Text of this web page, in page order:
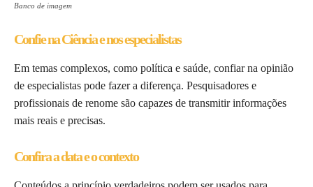
Banco de imagem
Confie na Ciência e nos especialistas
Em temas complexos, como política e saúde, confiar na opinião
de especialistas pode fazer a diferença. Pesquisadores e
profissionais de renome são capazes de transmitir informações
mais reais e precisas.
Confira a data e o contexto